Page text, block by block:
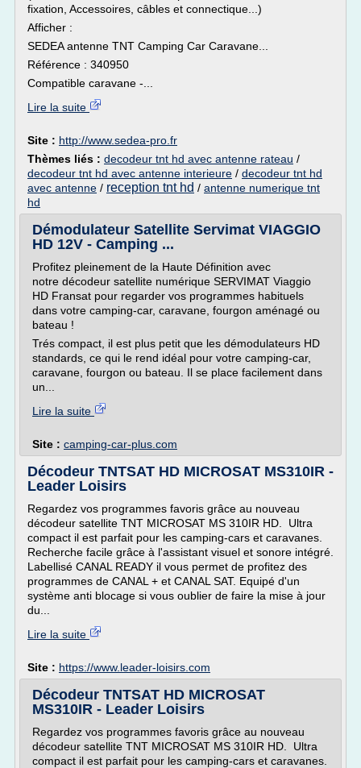
fixation, Accessoires, câbles et connectique...)
Afficher :
SEDEA antenne TNT Camping Car Caravane...
Référence : 340950
Compatible caravane -...
Lire la suite
Site : http://www.sedea-pro.fr
Thèmes liés : decodeur tnt hd avec antenne rateau /
decodeur tnt hd avec antenne interieure / decodeur tnt hd
avec antenne / reception tnt hd / antenne numerique tnt
hd
Démodulateur Satellite Servimat VIAGGIO
HD 12V - Camping ...
Profitez pleinement de la Haute Définition avec
notre décodeur satellite numérique SERVIMAT Viaggio
HD Fransat pour regarder vos programmes habituels
dans votre camping-car, caravane, fourgon aménagé ou
bateau !
Trés compact, il est plus petit que les démodulateurs HD
standards, ce qui le rend idéal pour votre camping-car,
caravane, fourgon ou bateau. Il se place facilement dans
un...
Lire la suite
Site : camping-car-plus.com
Décodeur TNTSAT HD MICROSAT MS310IR -
Leader Loisirs
Regardez vos programmes favoris grâce au nouveau
décodeur satellite TNT MICROSAT MS 310IR HD. Ultra
compact il est parfait pour les camping-cars et caravanes.
Recherche facile grâce à l'assistant visuel et sonore intégré.
Labellisé CANAL READY il vous permet de profitez des
programmes de CANAL + et CANAL SAT. Equipé d'un
système anti blocage si vous oublier de faire la mise à jour
du...
Lire la suite
Site : https://www.leader-loisirs.com
Décodeur TNTSAT HD MICROSAT
MS310IR - Leader Loisirs
Regardez vos programmes favoris grâce au nouveau
décodeur satellite TNT MICROSAT MS 310IR HD. Ultra
compact il est parfait pour les camping-cars et caravanes.